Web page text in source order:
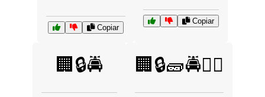
Copiar
Copiar
🏢🔒🚔 🏢🔒🧱🚔👮‍♀️